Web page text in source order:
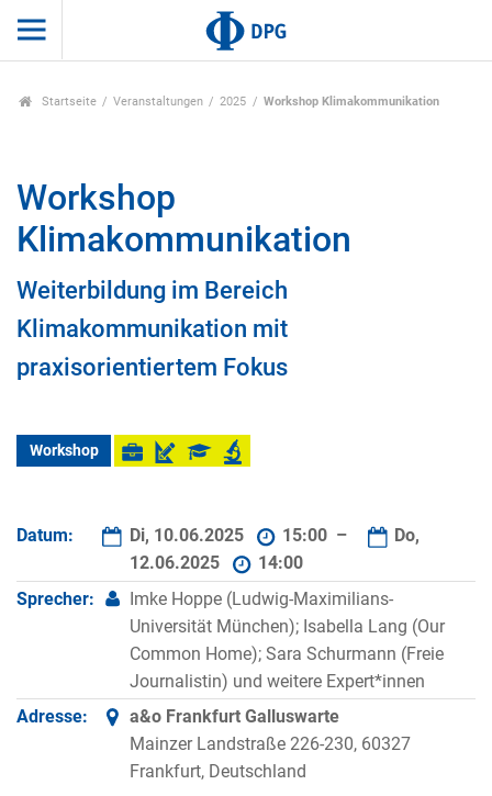
Startseite Veranstaltungen 2025 Workshop Klimakommunikation
Workshop
Klimakommunikation
Weiterbildung im Bereich
Klimakommunikation mit
praxisorientiertem Fokus
Workshop
Datum: Di, 10.06.2025 15:00 –
Do,
12.06.2025
14:00
Sprecher:
Imke Hoppe (Ludwig-Maximilians-
Universität München); Isabella Lang (Our
Common Home); Sara Schurmann (Freie
Journalistin) und weitere Expert*innen
Adresse:
a&o Frankfurt Galluswarte
Mainzer Landstraße 226-230, 60327
Frankfurt, Deutschland